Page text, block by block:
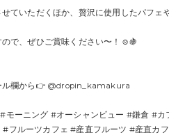
ていただくほか、贅沢に使用したパフェ
で、ぜひご賞味ください〜！☺️🍇
ル欄から👉 @dropin_kamakura
モーニング #オーシャンビュー #鎌倉 #
フルーツカフェ #産直フルーツ #産直カ